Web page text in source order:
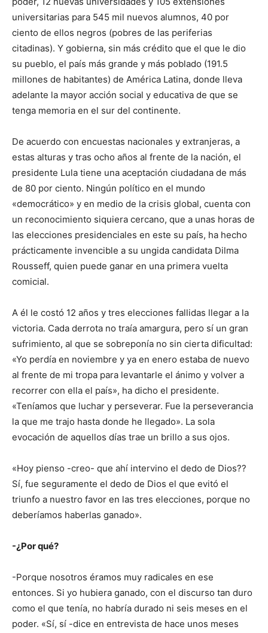
universitarias para 545 mil nuevos alumnos, 40 por
ciento de ellos negros (pobres de las periferias
citadinas). Y gobierna, sin más crédito que el que le dio
su pueblo, el país más grande y más poblado (191.5
millones de habitantes) de América Latina, donde lleva
adelante la mayor acción social y educativa de que se
tenga memoria en el sur del continente.
De acuerdo con encuestas nacionales y extranjeras, a
estas alturas y tras ocho años al frente de la nación, el
presidente Lula tiene una aceptación ciudadana de más
de 80 por ciento. Ningún político en el mundo
«democrático» y en medio de la crisis global, cuenta con
un reconocimiento siquiera cercano, que a unas horas de
las elecciones presidenciales en este su país, ha hecho
prácticamente invencible a su ungida candidata Dilma
Rousseff, quien puede ganar en una primera vuelta
comicial.
A él le costó 12 años y tres elecciones fallidas llegar a la
victoria. Cada derrota no traía amargura, pero sí un gran
sufrimiento, al que se sobreponía no sin cierta dificultad:
«Yo perdía en noviembre y ya en enero estaba de nuevo
al frente de mi tropa para levantarle el ánimo y volver a
recorrer con ella el país», ha dicho el presidente.
«Teníamos que luchar y perseverar. Fue la perseverancia
la que me trajo hasta donde he llegado». La sola
evocación de aquellos días trae un brillo a sus ojos.
«Hoy pienso -creo- que ahí intervino el dedo de Dios??
Sí, fue seguramente el dedo de Dios el que evitó el
triunfo a nuestro favor en las tres elecciones, porque no
deberíamos haberlas ganado».
-¿Por qué?
-Porque nosotros éramos muy radicales en ese
entonces. Si yo hubiera ganado, con el discurso tan duro
como el que tenía, no habría durado ni seis meses en el
poder. «Sí, sí -dice en entrevista de hace unos meses